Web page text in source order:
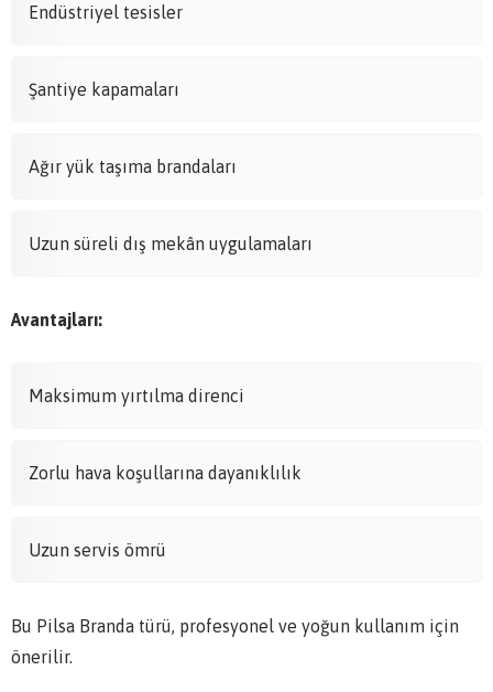
Endüstriyel tesisler
Şantiye kapamaları
Ağır yük taşıma brandaları
Uzun süreli dış mekân uygulamaları
Avantajları:
Maksimum yırtılma direnci
Zorlu hava koşullarına dayanıklılık
Uzun servis ömrü
Bu Pilsa Branda türü, profesyonel ve yoğun kullanım için
önerilir.